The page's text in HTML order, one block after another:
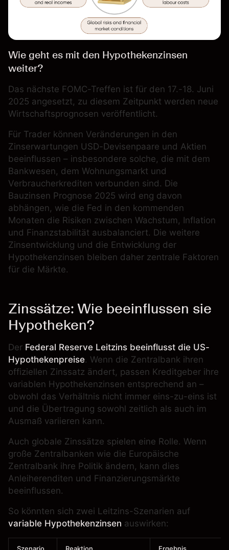
Wie geht es mit den Hypothekenzinsen
weiter?
Das nächste FOMC-Treffen ist für den 17.-18. Juni
2025 angesetzt, zu diesem Zeitpunkt werden neue
Wirtschaftsprognosen veröffentlicht.
Für Trader können Veränderungen in den
Zinserwartungen USD-Devisenpaare und Aktien
beeinflussen – insbesondere solche, die mit dem
Bankwesen, dem Wohnungsmarkt und
Verbraucherkrediten verbunden sind. Die
Bauzinsen Prognose 2025 wird eng davon
abhängen, wie die Fed in den kommenden
Monaten die Risiken zwischen Wachstum, Inflation
und Finanzstabilität ausbalanciert. Die weitere
Zinsentwicklung und die Entwicklung der
Hypothekenzinsen bleiben daher zentrale Faktoren
für die Märkte.
Zinssätze: Wie beeinflussen sie
Hypotheken?
Der Federal Reserve Leitzins beeinflusst die US-
Hypothekenpreise. Wenn die Zentralbank ihren
offiziellen Zinssatz ändert, passen Kreditgeber ihre
variablen Hypothekenzinsen entsprechend an –
obwohl das Verhältnis nicht immer eins-zu-eins ist
und die Übertragung sowohl zeitlich als auch im
Ausmaß variieren kann.
Auch globale Zinssätze spielen eine Rolle. Wenn
große Zentralbanken wie die Europäische
Zentralbank ihre Politik ändern, kann dies
Anleiherenditen und Finanzierungsmärkte
beeinflussen.
So könnten sich zwei Leitzins-Szenarien auf
variable Hypothekenzinsen auswirken: